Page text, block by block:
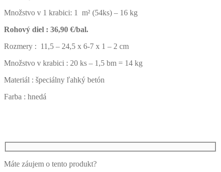
Množstvo v 1 krabici: 1 m² (54ks) – 16 kg
Rohový diel : 36,90 €/bal.
Rozmery : 11,5 – 24,5 x 6-7 x 1 – 2 cm
Množstvo v krabici : 20 ks – 1,5 bm = 14 kg
Materiál : špeciálny ľahký betón
Farba : hnedá
Máte záujem o tento produkt?